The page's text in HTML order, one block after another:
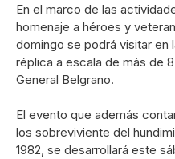
En el marco de las
homenaje a héroes y
domingo se podrá visitar en
réplica a escala de más de
General Belgrano.
El evento que además
los sobreviviente del
1982, se desarrollará este